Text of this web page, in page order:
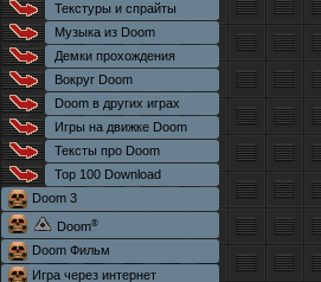
Текстуры и спрайты
Музыка из Doom
Демки прохождения
Вокруг Doom
Doom в других играх
Игры на движке Doom
Тексты про Doom
Top 100 Download
Doom 3
Doom®
Doom Фильм
Игра через интернет